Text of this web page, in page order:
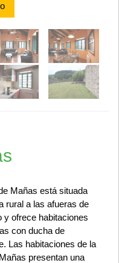
Mañas está situada
rural a las afueras de
y ofrece habitaciones
con ducha de
Las habitaciones de la
presentan una